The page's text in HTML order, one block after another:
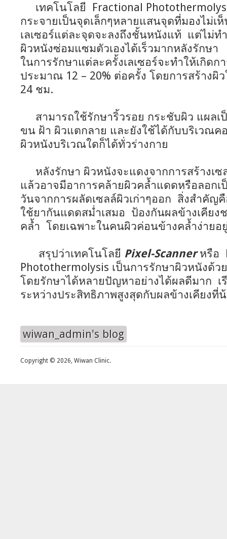
เทคโนโลยี Fractional
กระจายเป็นจุดเล็กๆหลายแสนจุดที่มองไม่เ
เลเซอร์แต่ละจุดจะลงถึงชั้นหนังแท้ แต่ไม่ท
ผิวหนังซ่อมแซมตัวเองได้เร็วมากหลังรักษา
ในการรักษาแต่ละครั้งเลเซอร์จะทำให้เกิดก
ประมาณ 12 – 20% ต่อครั้ง โดยการสร้างผิ
24 ชม.
สามารถใช้รักษาริ้วรอย กระชับผิว แผล
ขน ฝ้า ผิวแตกลาย และยังใช้ได้กับบริเวณค
ผิวหนังบริเวณใดก็ได้ทั่วร่างกาย
หลังรักษา ผิวหนังจะแดงจากการสร้างเซ
แล้วอาจมีอาการคล้ายผิวคล้ำแดดหรือลอก
วันจากการผลัดเซลล์ผิวเก่าๆออก สิ่งสำคัญ
ใช้ยากันแดดสม่ำเสมอ ป้องกันผลข้างเคียง
คล้ำ โดยเฉพาะในคนผิวค่อนข้างคล้ำง่ายอ
สรุปว่าเทคโนโลยี Pixel-Scannerหรือ
Photothermolysis เป็นการรักษาผิวหนังด้
โดยรักษาได้หลายปัญหาอย่างได้ผลดีมาก เ
ระหว่างประสิทธิภาพสูงสุดกับผลข้างเคียงที่
wiwan_admin's blog
Copyright © 2026, Wiwan Clinic.